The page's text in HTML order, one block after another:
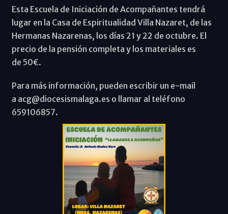
Esta Escuela de Iniciación de Acompañantes tendrá
lugar en la Casa de Espiritualidad Villa Nazaret, de las
Hermanas Nazarenas, los días 21 y 22 de octubre. El
precio de la pensión completa y los materiales es
de 50€.
Para más información, pueden escribir un e-mail
a acg@diocesismalaga.es o llamar al teléfono
659106857.